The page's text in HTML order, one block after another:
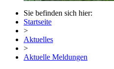
Sie befinden sich hier:
Startseite
>
Aktuelles
>
Aktuelle Meldungen